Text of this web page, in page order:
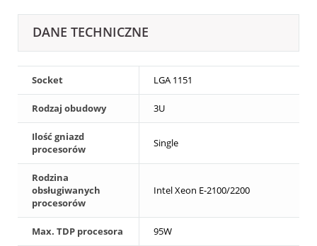
DANE TECHNICZNE
Socket LGA 1151
Rodzaj obudowy 3U
Ilość gniazd
procesorów
Single
Rodzina
obsługiwanych
procesorów
Intel Xeon E-2100/2200
Max. TDP procesora 95W